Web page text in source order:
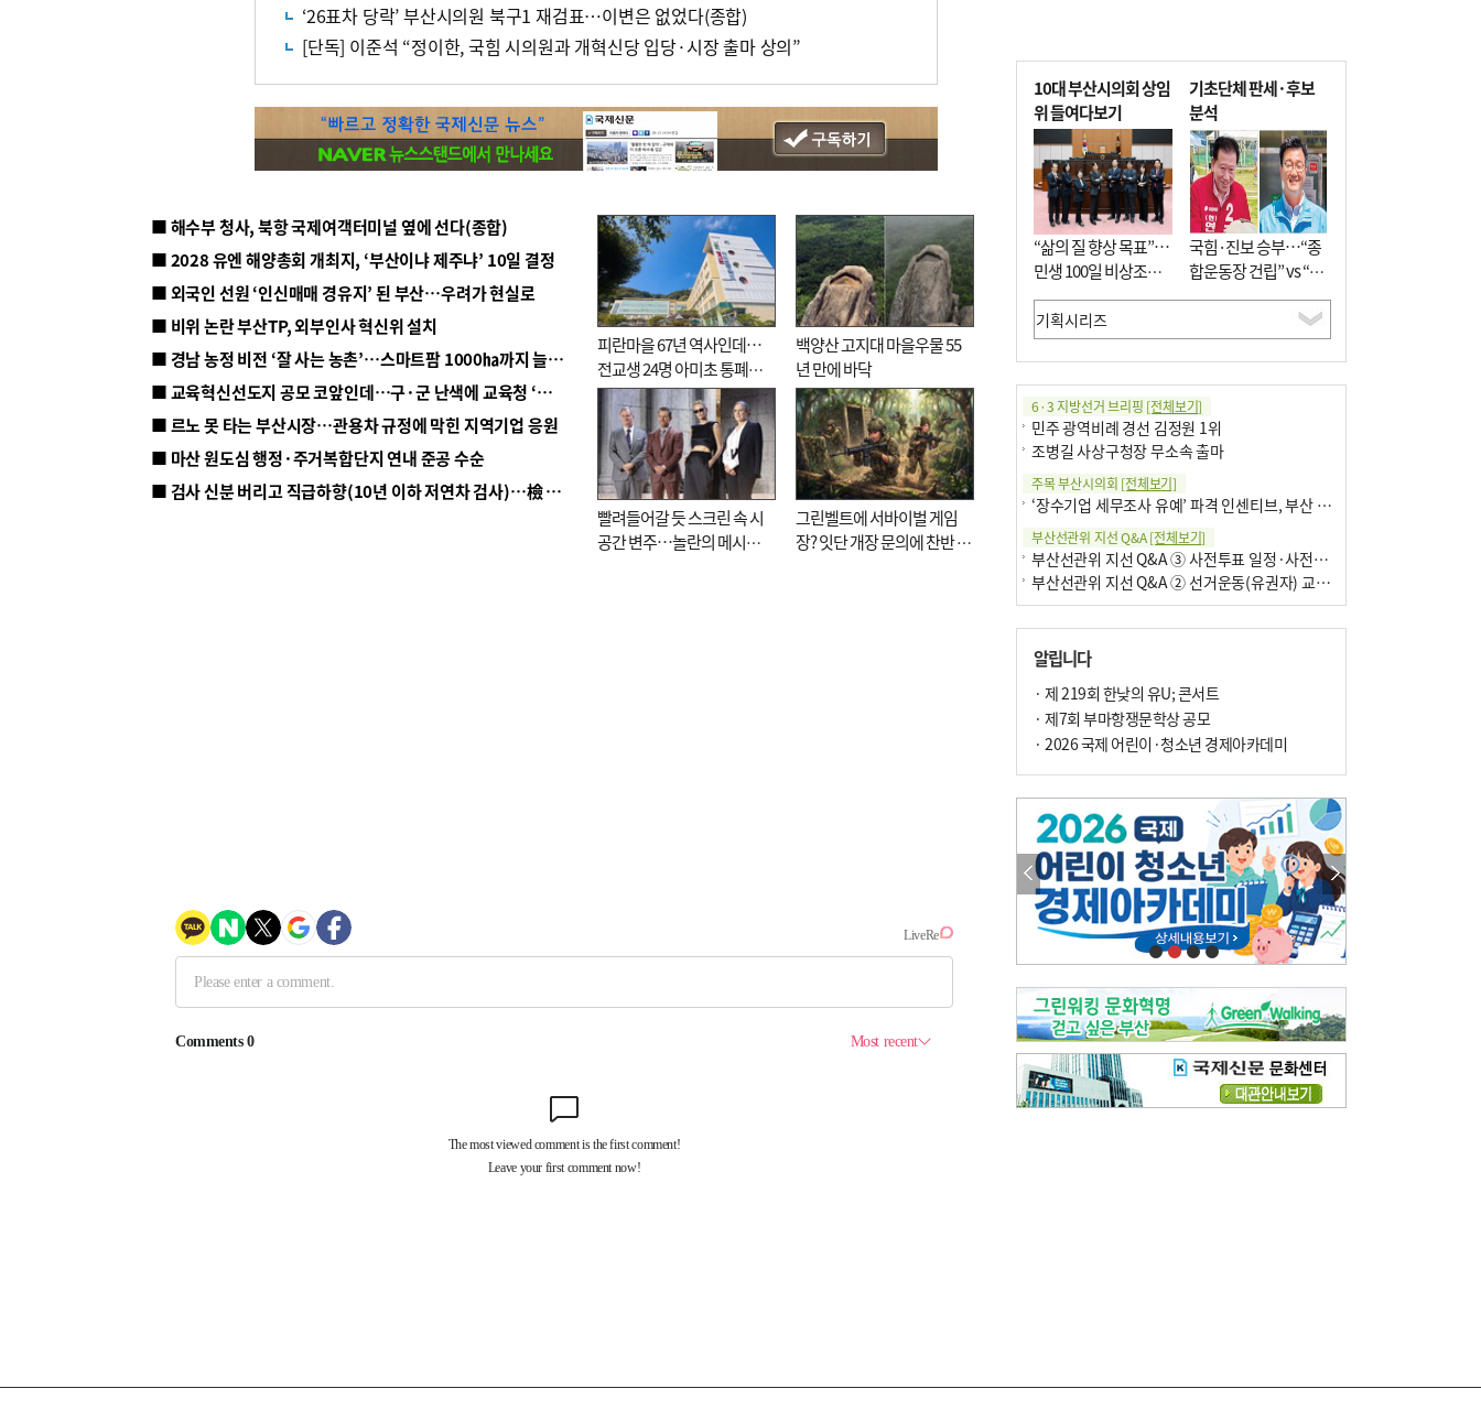
‘26표차 당락’ 부산시의원 북구1 재검표…이변은 없었다(종합)
[단독] 이준석 “정이한, 국힘 시의원과 개혁신당 입당·시장 출마 상의”
■ 해수부 청사, 북항 국제여객터미널 옆에 선다(종합)
■ 2028 유엔 해양총회 개최지, ‘부산이냐 제주냐’ 10일 결정
■ 외국인 선원 ‘인신매매 경유지’ 된 부산…우려가 현실로
■ 비위 논란 부산TP, 외부인사 혁신위 설치
■ 경남 농정 비전 ‘잘 사는 농촌’…스마트팜 1000㏊까지 늘린다
■ 교육혁신선도지 공모 코앞인데…구·군 난색에 교육청 ‘쩔쩔’
■ 르노 못 타는 부산시장…관용차 규정에 막힌 지역기업 응원
■ 마산 원도심 행정·주거복합단지 연내 준공 수순
■ 검사 신분 버리고 직급하향(10년 이하 저연차 검사)…檢 중수청행 기피
피란마을 67년 역사인데…
전교생 24명 아미초 통폐합
기로
백양산 고지대 마을우물 55
년 만에 바닥
빨려들어갈 듯 스크린 속 시
공간 변주…놀란의 메시지
그린벨트에 서바이벌 게임
장? 잇단 개장 문의에 찬반 논
10대 부산시의회 상임
위 들여다보기
“삶의 질 향상 목표”…
민생 100일 비상조치
면밀 심사
기초단체 판세·후보
분석
국힘·진보 승부…“종
합운동장 건립” vs “출
근 공공버스 도입”
6·3 지방선거 브리핑 [전체보기]
민주 광역비례 경선 김정원 1위
조병길 사상구청장 무소속 출마
주목 부산시의회 [전체보기]
‘장수기업 세무조사 유예’ 파격 인센티브, 부산 유출 막을까
부산선관위 지선 Q&A[전체보기]
부산선관위 지선 Q&A ③ 사전투표 일정·사전투표함 보관
부산선관위 지선 Q&A ② 선거운동(유권자) 교육감투표용지
알립니다
· 제 219회 한낮의 유U; 콘서트
· 제7회 부마항쟁문학상 공모
· 2026 국제 어린이·청소년 경제아카데미